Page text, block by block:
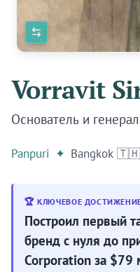
Vorravit
Основатель и
Panpuri ✦ Bangkok 🇹🇭
🏆 КЛЮЧЕВОЕ
Построил первый
бренд с нуля до
Corporation за $79